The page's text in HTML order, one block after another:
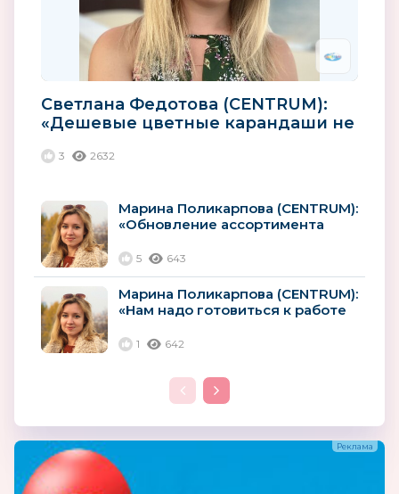
Светлана Федотова (CENTRUM):
«Дешевые цветные карандаши не
покупателей»
3 2632
Марина Поликарпова (CENTRUM):
«Обновление ассортимента
правило,...
5 643
Марина Поликарпова (CENTRUM):
«Нам надо готовиться к работе
1 642